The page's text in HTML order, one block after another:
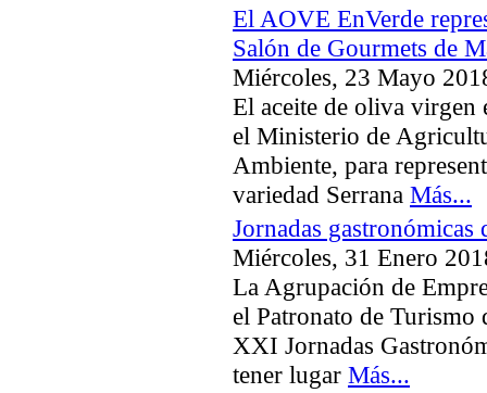
El AOVE EnVerde
Salón de Gourmets de
Miércoles, 23 Mayo
El aceite de oliva virgen
el Ministerio de
Ambiente, para
variedad Serrana Más...
Jornadas
Miércoles, 31 Enero
La Agrupación de
el Patronato de Turismo
XXI Jornadas
tener lugar Más...